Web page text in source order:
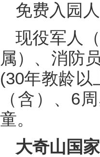
免费入园人
现役军人
属）、消防
(30年教龄以
（含）、6
童。
大奇山国